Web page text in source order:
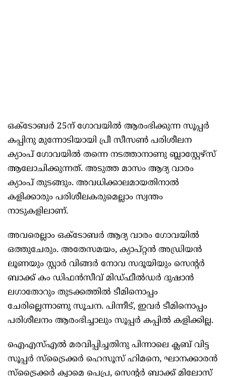
ഒക്ടോബർ 25ന് ഗോവയിൽ ആരംഭിക്കുന്ന സൂപ്പർ
കപ്പിനു മുന്നോടിയായി പ്രീ സീസൺ പരിശീലന
ക്യാംപ് ഗോവയിൽ തന്നെ നടത്താനാണു ബ്ലാസ്റ്റേഴ്സ്
ആലോചിക്കുന്നത്. അടുത്ത മാസം ആദ്യ വാരം
ക്യാംപ് തുടങ്ങും. അവധിക്കാലമായതിനാൽ
കളിക്കാരും പരിശീലകരുമെല്ലാം സ്വന്തം
നാടുകളിലാണ്.
അവരെല്ലാം ഒക്ടോബർ ആദ്യ വാരം ഗോവയിൽ
ഒത്തുചേരും. അതേസമയം, ക്യാപ്റ്റൻ അഡ്രിയൻ
ലൂണയും സ്റ്റാർ വിങ്ങർ നോവ സദൂയിയും സെന്റർ
ബാക്ക് കം ഡിഫൻസീവ് മിഡ്ഫീൽഡർ ദുഷാൻ
ലഗാതോറും തുടക്കത്തിൽ ടീമിനൊപ്പം
ചേരില്ലെന്നാണു സൂചന. പിന്നീട്, ഇവർ ടീമിനൊപ്പം
പരിശീലനം ആരംഭിച്ചാലും സൂപ്പർ കപ്പിൽ കളിക്കില്ല.
ഐഎസ്എൽ മരവിപ്പിച്ചതിനു പിന്നാലെ ക്ലബ് വിട്ട
സൂപ്പർ സ്ട്രൈക്കർ ഹെസൂസ് ഹിമനെ, ഘാനക്കാരൻ
സ്ട്രൈക്കർ ക്വാമെ പെപ്ര, സെന്റർ ബാക്ക് മിലോസ്